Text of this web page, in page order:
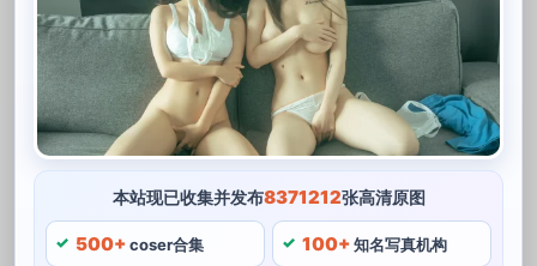
本站现已收集并发布8371212张高清原图
500+coser合集 100+知名写真机构